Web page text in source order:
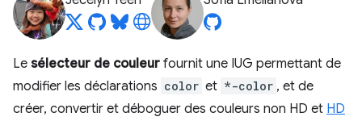
Le sélecteur de couleur fournit une IUG permettant de
modifier les déclarations color et *-color , et de
créer, convertir et déboguer des couleurs non HD et HD